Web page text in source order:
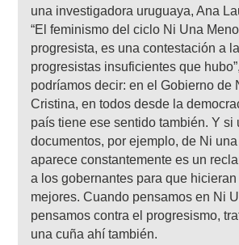
una investigadora uruguaya, Ana
“El feminismo del ciclo Ni Una
progresista, es una contestación a
progresistas insuficientes que
podríamos decir: en el Gobierno de
Cristina, en todos desde la
país tiene ese sentido también. Y si
documentos, por ejemplo, de Ni
aparece constantemente es un
a los gobernantes para que
mejores. Cuando pensamos en Ni
pensamos contra el progresismo,
una cuña ahí también.